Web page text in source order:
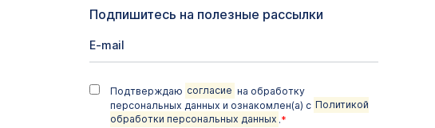
Подпишитесь на полезные рассылки
Подтверждаю согласие на обработку
персональных данных и ознакомлен(а) с Политикой
обработки персональных данных .*